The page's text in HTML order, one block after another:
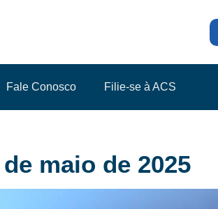
Fale Conosco Filie-se à ACS
maio de 2025